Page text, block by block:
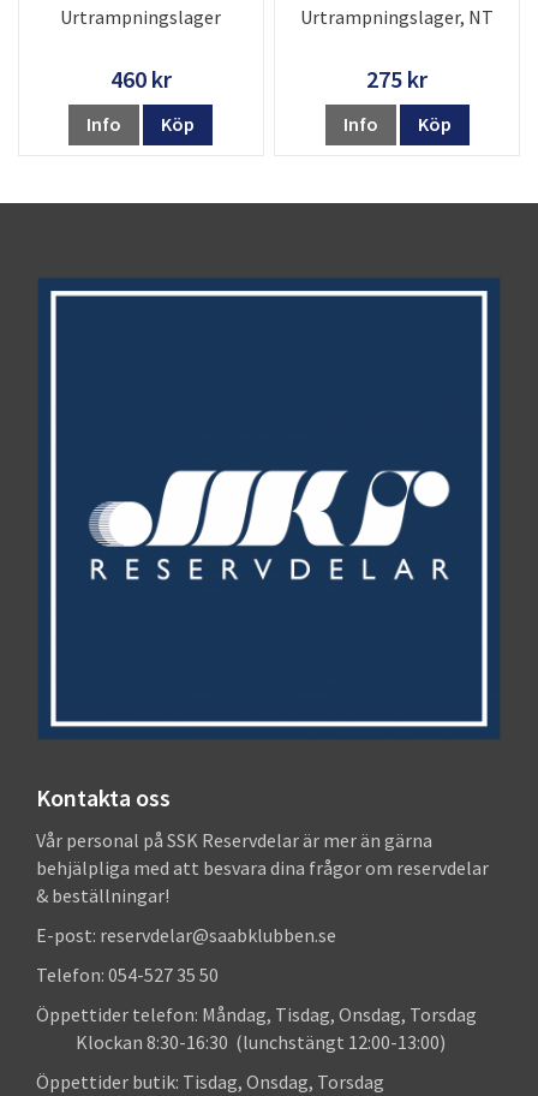
Urtrampningslager
460 kr
Info Köp
Urtrampningslager, NT
275 kr
Info Köp
Kontakta oss
Vår personal på SSK Reservdelar är mer än gärna
behjälpliga med att besvara dina frågor om reservdelar
& beställningar!
E-post: reservdelar@saabklubben.se
Telefon: 054-527 35 50
Öppettider telefon: Måndag, Tisdag, Onsdag, Torsdag
Klockan 8:30-16:30 (lunchstängt 12:00-13:00)
Öppettider butik: Tisdag, Onsdag, Torsdag